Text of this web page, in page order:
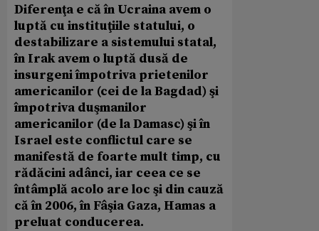
Diferenţa e că în Ucraina avem o
luptă cu instituţiile statului, o
destabilizare a sistemului statal,
în Irak avem o luptă dusă de
insurgeni împotriva prietenilor
americanilor (cei de la Bagdad) şi
împotriva duşmanilor
americanilor (de la Damasc) şi în
Israel este conflictul care se
manifestă de foarte mult timp, cu
rădăcini adânci, iar ceea ce se
întâmplă acolo are loc şi din cauză
că în 2006, în Fâşia Gaza, Hamas a
preluat conducerea.